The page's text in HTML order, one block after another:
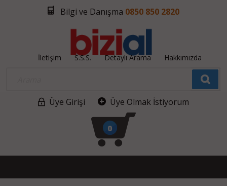
Bilgi ve Danışma 0850 850 2820
İletişim S.S.S. Detaylı Arama Hakkımızda
Üye Girişi Üye Olmak İstiyorum
0